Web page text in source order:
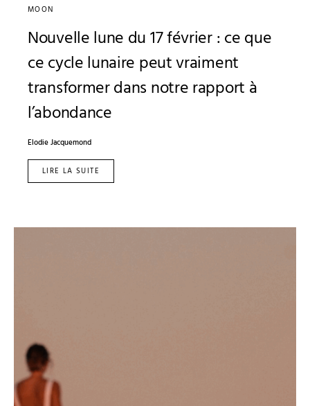
MOON
Nouvelle lune du 17 février : ce que
ce cycle lunaire peut vraiment
transformer dans notre rapport à
l’abondance
Elodie Jacquemond
LIRE LA SUITE